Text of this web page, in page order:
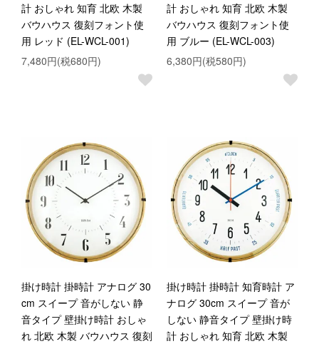
計 おしゃれ 知育 北欧 木製
バウハウス 復刻フォント使
用 レッド (EL-WCL-001)
7,480円(税680円)
計 おしゃれ 知育 北欧 木製
バウハウス 復刻フォント使
用 ブルー (EL-WCL-003)
6,380円(税580円)
掛け時計 掛時計 アナログ 30
cm スイープ 音がしない 静
音タイプ 壁掛け時計 おしゃ
れ 北欧 木製 バウハウス 復刻
掛け時計 掛時計 知育時計 ア
ナログ 30cm スイープ 音が
しない 静音タイプ 壁掛け時
計 おしゃれ 知育 北欧 木製